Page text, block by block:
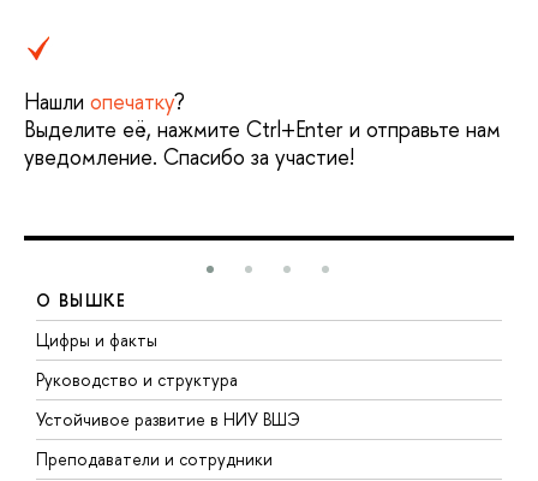
Нашли опечатку?
Выделите её, нажмите Ctrl+Enter и отправьте нам
уведомление. Спасибо за участие!
О ВЫШКЕ
Цифры и факты
Руководство и структура
Устойчивое развитие в НИУ ВШЭ
Преподаватели и сотрудники